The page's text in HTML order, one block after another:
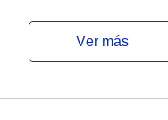
ver más